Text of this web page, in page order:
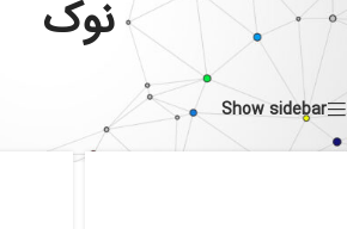
نوک
Home
Show sidebar